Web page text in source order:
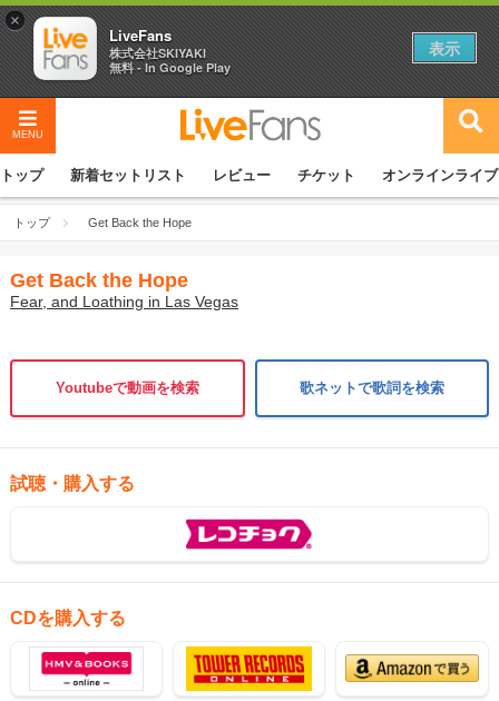
MENU
トップ 新着セットリスト レビュー チケット オンラインライブ
トップ Get Back the Hope
Get Back the Hope
Fear, and Loathing in Las Vegas
Youtubeで動画を検索 歌ネットで歌詞を検索
試聴・購入する
CDを購入する
×
LiveFans
株式会社SKIYAKI
無料 - In Google Play
表示